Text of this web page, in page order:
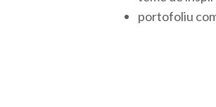
portofoliu